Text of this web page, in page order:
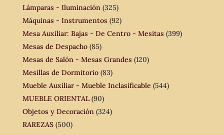
Lámparas - Iluminación (325)
Máquinas - Instrumentos (92)
Mesa Auxiliar: Bajas - De Centro - Mesitas (399)
Mesas de Despacho (85)
Mesas de Salón - Mesas Grandes (120)
Mesillas de Dormitorio (83)
Mueble Auxiliar - Mueble Inclasificable (544)
MUEBLE ORIENTAL (90)
Objetos y Decoración (324)
RAREZAS (500)